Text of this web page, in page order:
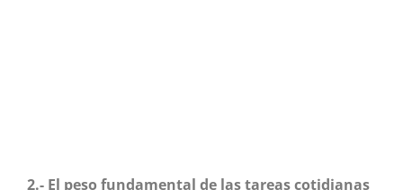
2.- El peso fundamental de las tareas cotidianas